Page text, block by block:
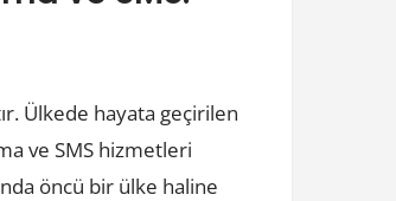
Ülkede hayata geçirilen
ve SMS hizmetleri
öncü bir ülke haline